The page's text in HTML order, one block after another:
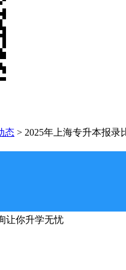
态 > 2025年上海专升本报录
让你升学无忧